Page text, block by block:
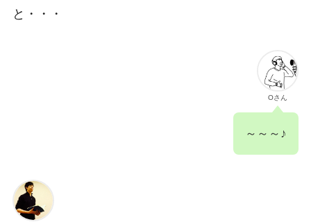
と・・・
Oさん
～～～♪